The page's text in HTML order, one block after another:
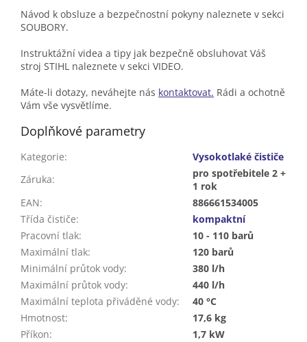
Návod k obsluze a bezpečnostní pokyny naleznete v sekci
SOUBORY.
Instruktážní videa a tipy jak bezpečně obsluhovat Váš
stroj STIHL naleznete v sekci VIDEO.
Máte-li dotazy, neváhejte nás kontaktovat. Rádi a ochotně
Vám vše vysvětlíme.
Doplňkové parametry
Kategorie:
Vysokotlaké čističe
Záruka:
pro spotřebitele 2 +
1 rok
EAN:
886661534005
Třída čističe:
kompaktní
Pracovní tlak:
10 - 110 barů
Maximální tlak:
120 barů
Minimální průtok vody:
380 l/h
Maximální průtok vody:
440 l/h
Maximální teplota přiváděné vody:
40 °C
Hmotnost:
17,6 kg
Příkon:
1,7 kW